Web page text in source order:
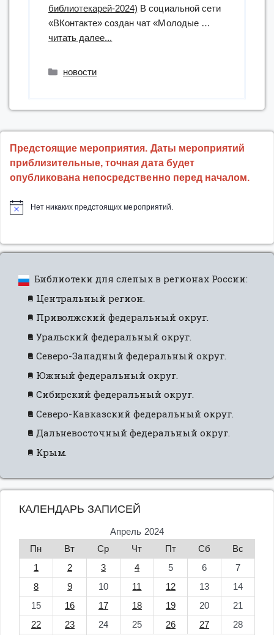
библиотекарей-2024) В социальной сети
«ВКонтакте» создан чат «Молодые …
читать далее...
состоялась
молодых
тифлобиблиотекарей
России
развития
точки
Рубрики
новости
Предстоящие мероприятия. Даты мероприятий
приблизительные, точная дата будет
опубликована непосредственно перед началом.
Нет никаких предстоящих мероприятий.
Библиотеки для слепых в регионах России:
Центральный регион.
Приволжский федеральный округ.
Уральский федеральный округ.
Северо-Западный федеральный округ.
Южный федеральный округ.
Сибирский федеральный округ.
Северо-Кавказский федеральный округ.
Дальневосточный федеральный округ.
Крым.
КАЛЕНДАРЬ ЗАПИСЕЙ
Апрель 2024
Пн
Вт Ср Чт Пт Сб
Вс
1
2 3 4 5 6
7
8
9 10 11 12 13
14
15
16 17 18 19 20
21
22
23 24 25 26 27 28